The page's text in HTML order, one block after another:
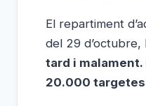
El repartiment
del 29
tard i
20.000 targetes